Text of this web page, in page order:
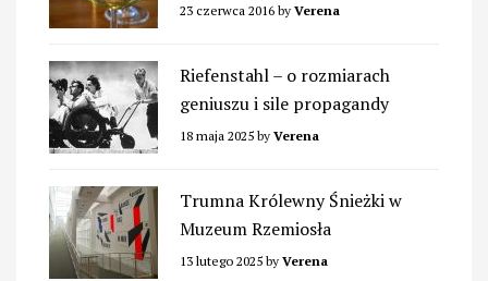
23 czerwca 2016 by Verena
Riefenstahl – o rozmiarach
geniuszu i sile propagandy
18 maja 2025 by Verena
Trumna Królewny Śnieżki w
Muzeum Rzemiosła
13 lutego 2025 by Verena